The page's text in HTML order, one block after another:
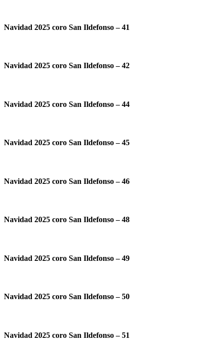
Navidad 2025 coro San Ildefonso – 41
Navidad 2025 coro San Ildefonso – 42
Navidad 2025 coro San Ildefonso – 44
Navidad 2025 coro San Ildefonso – 45
Navidad 2025 coro San Ildefonso – 46
Navidad 2025 coro San Ildefonso – 48
Navidad 2025 coro San Ildefonso – 49
Navidad 2025 coro San Ildefonso – 50
Navidad 2025 coro San Ildefonso – 51